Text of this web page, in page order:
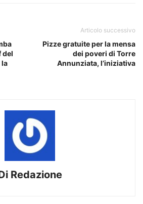
del
la
Articolo successivo
Pizze gratuite per la mensa
dei poveri di Torre
Annunziata, l’iniziativa
Redazione